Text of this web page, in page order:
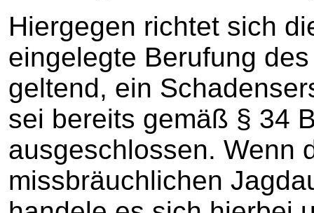
Hiergegen richtet sich
eingelegte Berufung
geltend, ein
sei bereits gemäß § 34
ausgeschlossen. Wenn
missbräuchlichen